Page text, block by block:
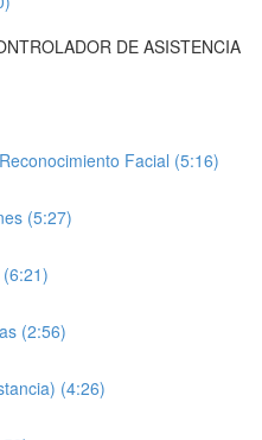
DE ASISTENCIA
Facial (5:16)
(5:27)
(2:56)
(4:26)